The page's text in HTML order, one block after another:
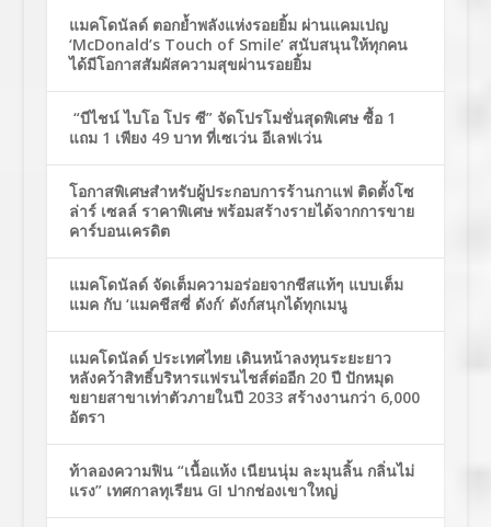
แมคโดนัลด์ ตอกย้ำพลังแห่งรอยยิ้ม ผ่านแคมเปญ
‘McDonald’s Touch of Smile’ สนับสนุนให้ทุกคน
ได้มีโอกาสสัมผัสความสุขผ่านรอยยิ้ม
“บีไชน์ ไบโอ โปร ซี” จัดโปรโมชั่นสุดพิเศษ ซื้อ 1
แถม 1 เพียง 49 บาท ที่เซเว่น อีเลฟเว่น
โอกาสพิเศษสำหรับผู้ประกอบการร้านกาแฟ ติดตั้งโซ
ล่าร์ เซลล์ ราคาพิเศษ พร้อมสร้างรายได้จากการขาย
คาร์บอนเครดิต
แมคโดนัลด์ จัดเต็มความอร่อยจากชีสแท้ๆ แบบเต็ม
แมค กับ ‘แมคชีสซี่ ดังก์’ ดังก์สนุกได้ทุกเมนู
แมคโดนัลด์ ประเทศไทย เดินหน้าลงทุนระยะยาว
หลังคว้าสิทธิ์บริหารแฟรนไชส์ต่ออีก 20 ปี ปักหมุด
ขยายสาขาเท่าตัวภายในปี 2033 สร้างงานกว่า 6,000
อัตรา
ท้าลองความฟิน “เนื้อแห้ง เนียนนุ่ม ละมุนลิ้น กลิ่นไม่
แรง” เทศกาลทุเรียน GI ปากช่องเขาใหญ่